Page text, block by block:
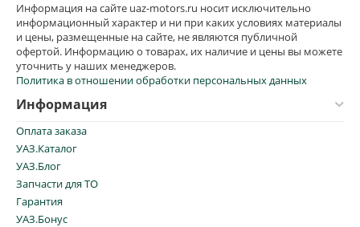
Информация на сайте uaz-motors.ru носит исключительно
информационный характер и ни при каких условиях материалы
и цены, размещенные на сайте, не являются публичной
офертой. Информацию о товарах, их наличие и цены вы можете
уточнить у наших менеджеров.
Политика в отношении обработки персональных данных
Информация
Оплата заказа
УАЗ.Каталог
УАЗ.Блог
Запчасти для ТО
Гарантия
УАЗ.Бонус